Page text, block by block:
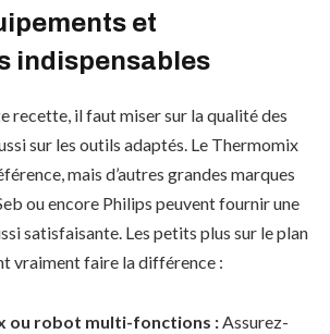
et
indispensables
recette, il faut miser sur la qualité des
sur les outils adaptés. Le Thermomix
mais d’autres grandes marques
ou encore Philips peuvent fournir une
satisfaisante. Les petits plus sur le plan
vraiment faire la différence :
ou robot multi-fonctions :Assurez-